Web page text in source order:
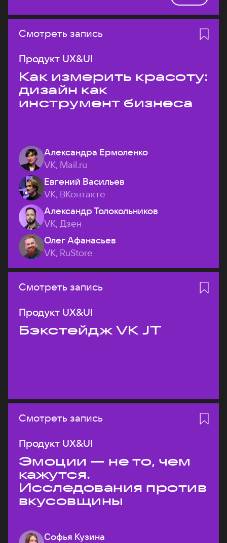
Смотреть запись
Продукт UX&UI
Как измерить красоту:
дизайн как
инструмент бизнеса
Александра Ермоленко
VK, Mail.ru
Евгений Васильев
VK, ВКонтакте
Александр Толокольников
VK, Дзен
Олег Афанасьев
VK, RuStore
Смотреть запись
Продукт UX&UI
Бэкстейдж VK JT
Смотреть запись
Продукт UX&UI
Эмоции — не то, чем
кажутся.
Исследования против
вкусовщины
Софья Кузина